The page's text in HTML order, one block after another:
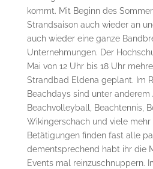
kommt. Mit Beginn des
Strandsaison auch wieder an
auch wieder eine ganze
Unternehmungen. Der
Mai von 12 Uhr bis 18 Uhr
Strandbad Eldena geplant. Im
Beachdays sind unter anderem
Beachvolleyball, Beachtennis,
Wikingerschach und viele mehr
Betätigungen finden fast alle
dementsprechend habt ihr die
Events mal reinzuschnuppern.